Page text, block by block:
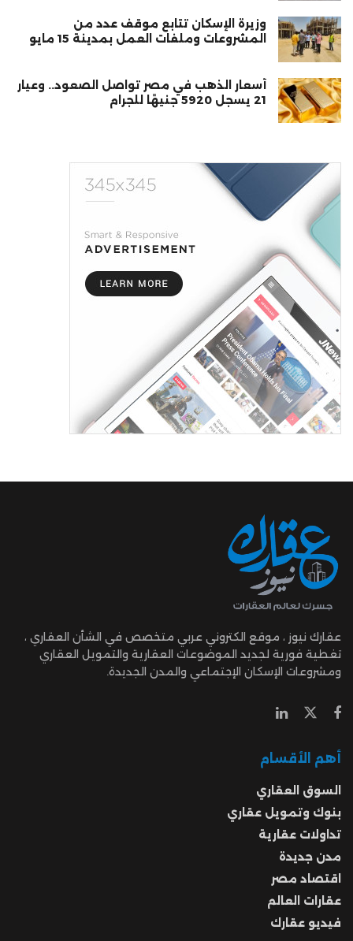
وزيرة الإسكان تتابع موقف عدد من
المشروعات وملفات العمل بمدينة 15 مايو
أسعار الذهب في مصر تواصل الصعود.. وعيار
21 يسجل 5920 جنيهًا للجرام
عقارك نيوز ، موقع الكتروني عربي متخصص في الشأن العقاري ،
تغطية فورية لجديد الموضوعات العقارية والتمويل العقاري
ومشروعات الإسكان الإجتماعي والمدن الجديدة.
أهم الأقسام
السوق العقاري
بنوك وتمويل عقاري
تداولات عقارية
مدن جديدة
اقتصاد مصر
عقارات العالم
فيديو عقارك